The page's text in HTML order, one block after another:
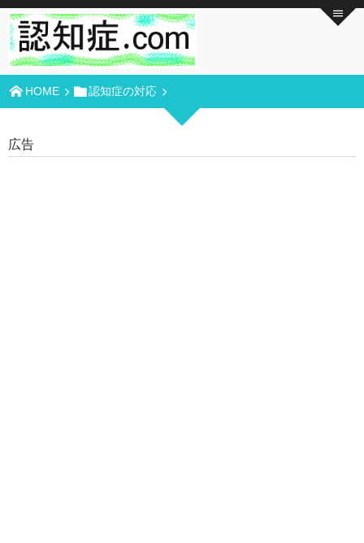
HOME 認知症の対応
広告